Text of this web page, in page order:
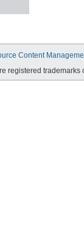
Content
registered trademarks